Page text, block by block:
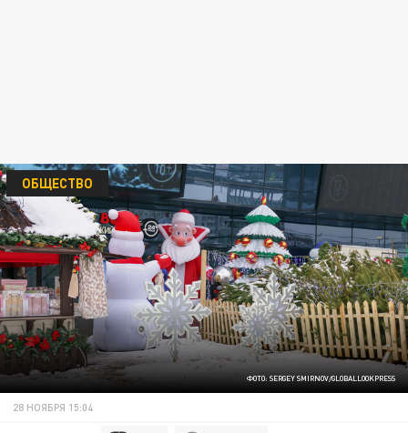
ФОТО: SERGEY SMIRNOV/GLOBALLOOKPRESS
ОБЩЕСТВО
28 НОЯБРЯ 15:04